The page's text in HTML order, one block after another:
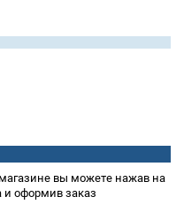
вы можете нажав на
и оформив заказ